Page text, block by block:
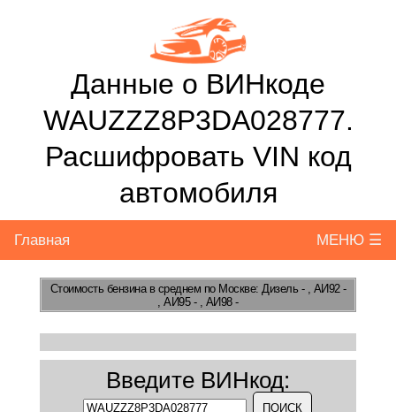
Данные о ВИНкоде
WAUZZZ8P3DA028777.
Расшифровать VIN код
автомобиля
Главная МЕНЮ ☰
Стоимость бензинав среднем по Москве: Дизель - , АИ92 -
, АИ95 - , АИ98 -
Введите ВИНкод: